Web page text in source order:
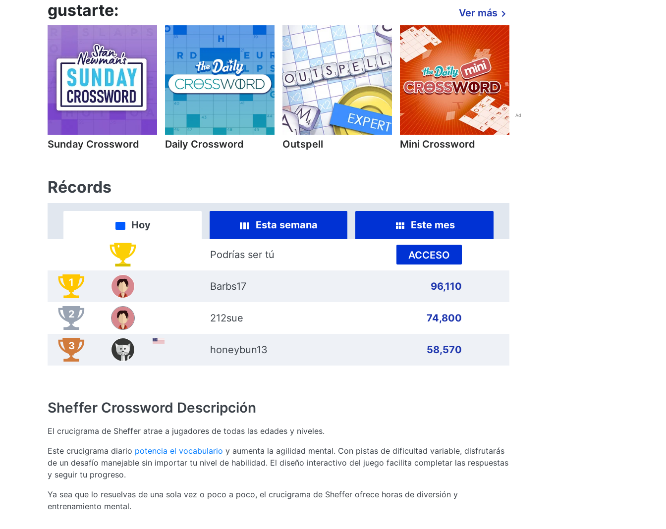
gustarte:
Ver más
Sunday Crossword Daily Crossword Outspell Mini Crossword
Récords
Hoy Esta semana Este mes
Podrías ser tú ACCESO
1 Barbs17 96,110
2 212sue 74,800
3 honeybun13 58,570
Sheffer Crossword Descripción
El crucigrama de Sheffer atrae a jugadores de todas las edades y niveles.
Este crucigrama diario potencia el vocabulario y aumenta la agilidad mental. Con pistas de dificultad variable, disfrutarás
de un desafío manejable sin importar tu nivel de habilidad. El diseño interactivo del juego facilita completar las respuestas
y seguir tu progreso.
Ya sea que lo resuelvas de una sola vez o poco a poco, el crucigrama de Sheffer ofrece horas de diversión y
entrenamiento mental.
Ad